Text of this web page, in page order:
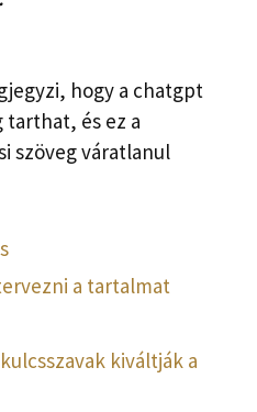
hogy a chatgpt
tarthat, és ez a
szöveg váratlanul
a tartalmat
kiváltják a